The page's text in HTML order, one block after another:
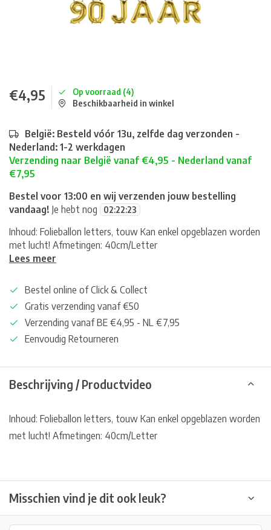
€4,95
Op voorraad (4)
Beschikbaarheid in winkel
België: Besteld vóór 13u, zelfde dag verzonden -
Nederland: 1-2 werkdagen
Verzending naar België vanaf €4,95 - Nederland vanaf
€7,95
Bestel voor 13:00 en wij verzenden jouw bestelling
vandaag! Je hebt nog 02:22:23
Inhoud: Folieballon letters, touw Kan enkel opgeblazen worden
met lucht! Afmetingen: 40cm/Letter
Lees meer
Bestel online of Click & Collect
Gratis verzending vanaf €50
Verzending vanaf BE €4,95 - NL €7,95
Eenvoudig Retourneren
Beschrijving / Productvideo
Inhoud: Folieballon letters, touw Kan enkel opgeblazen worden
met lucht! Afmetingen: 40cm/Letter
Misschien vind je dit ook leuk?